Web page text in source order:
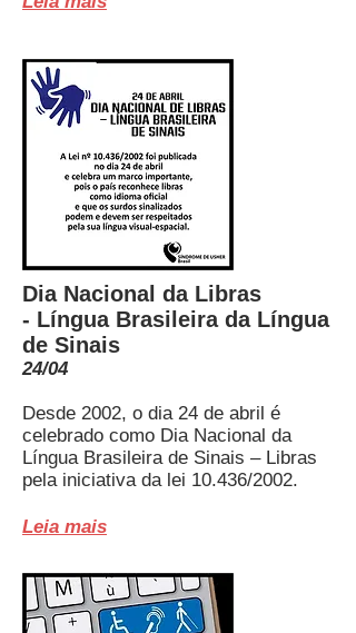
Dia Nacional da Libras
- Língua Brasileira da Língua
de Sinais
24/04
Desde 2002, o dia 24 de abril é
celebrado como Dia Nacional da
Língua Brasileira de Sinais – Libras
pela iniciativa da lei 10.436/2002.
Leia mais